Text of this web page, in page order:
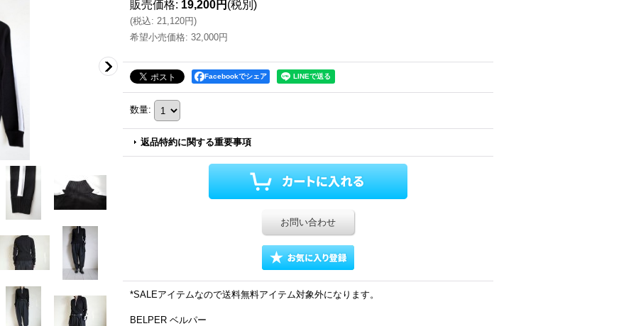
販売価格: 19,200円 (税別)
(税込: 21,120円)
希望小売価格: 32,000円
Facebookでシェア
数量:
返品特約に関する重要事項
お問い合わせ
*SALEアイテムなので送料無料アイテム対象外になります。
BELPER ベルパー